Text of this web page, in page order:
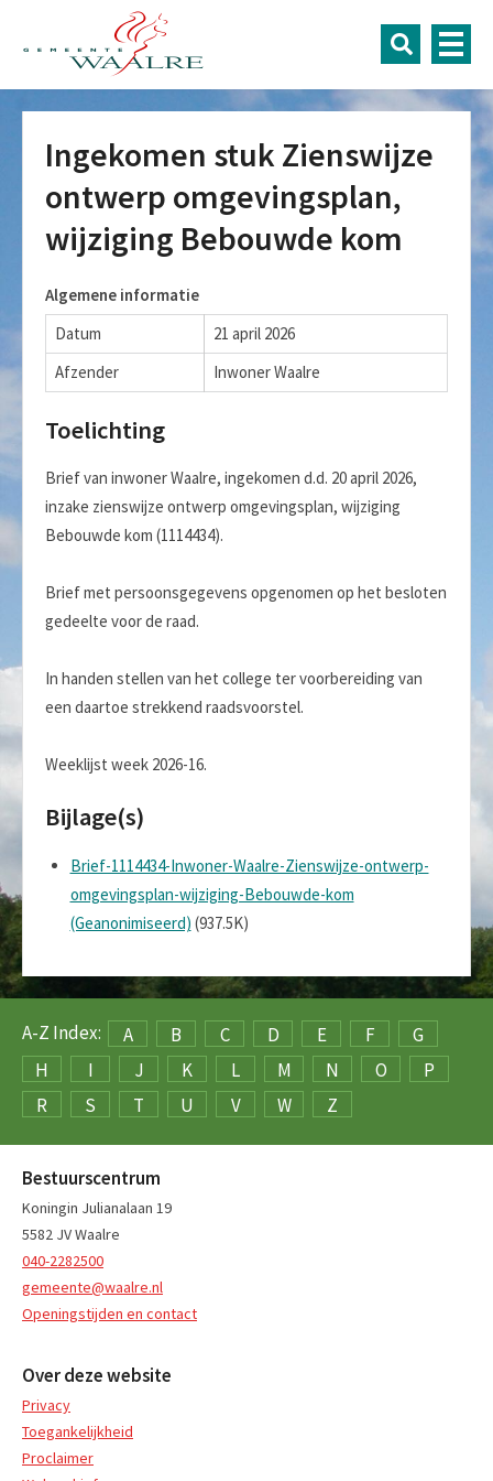
Ingekomen stuk Zienswijze
ontwerp omgevingsplan,
wijziging Bebouwde kom
Algemene informatie
Datum
21 april 2026
Afzender
Inwoner Waalre
Toelichting
Brief van inwoner Waalre, ingekomen d.d. 20 april 2026,
inzake zienswijze ontwerp omgevingsplan, wijziging
Bebouwde kom (1114434).
Brief met persoonsgegevens opgenomen op het besloten
gedeelte voor de raad.
In handen stellen van het college ter voorbereiding van
een daartoe strekkend raadsvoorstel.
Weeklijst week 2026-16.
Bijlage(s)
Brief-1114434-Inwoner-Waalre-Zienswijze-ontwerp-
omgevingsplan-wijziging-Bebouwde-kom
(Geanonimiseerd) (937.5K)
A-Z Index: A B C D E F
G
H
I J K L M N O
P
R
S T U V W Z
Bestuurscentrum
Koningin Julianalaan 19
5582 JV Waalre
040-2282500
gemeente@waalre.nl
Openingstijden en contact
Over deze website
Privacy
Toegankelijkheid
Proclaimer